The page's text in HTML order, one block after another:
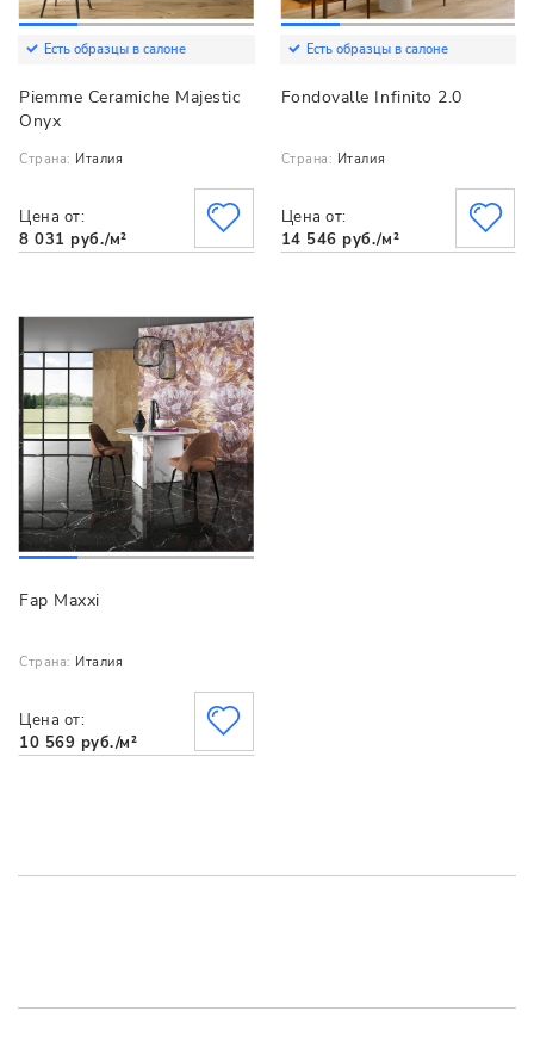
Есть образцы в салоне
Piemme Ceramiche Majestic
Onyx
Страна: Италия
Цена от:
8 031 руб./м²
Есть образцы в салоне
Fondovalle Infinito 2.0
Страна: Италия
Цена от:
14 546 руб./м²
Fap Maxxi
Страна: Италия
Цена от:
10 569 руб./м²